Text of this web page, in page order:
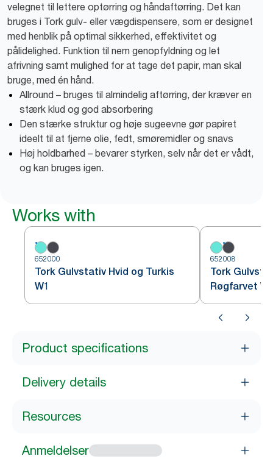
velegnet til lettere optørring og håndaftørring. Det kan
bruges i Tork gulv- eller vægdispensere, som er designet
med henblik på optimal sikkerhed, effektivitet og
pålidelighed. Funktion til nem genopfyldning og let
afrivning samt mulighed for at tage det papir, man skal
bruge, med én hånd.
Allround – bruges til almindelig aftørring, der kræver en
stærk klud og god absorbering
Den stærke struktur og høje sugeevne gør papiret
ideelt til at fjerne olie, fedt, smøremidler og snavs
Høj holdbarhed – bevarer styrken, selv når det er vådt,
og kan bruges igen.
Works with
652000
Tork Gulvstativ Hvid og Turkis
W1
652008
Tork
Røgfarvet
Product specifications
Delivery details
Resources
Anmeldelser